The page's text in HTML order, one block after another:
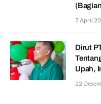
7 April
Dirut
Upah,
22